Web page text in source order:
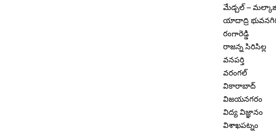
మేడ్చల్ –
యాదాద్రి
రంగారెడ్డి
రాజన్న సిరిసిల్ల
వనపర్తి
వరంగల్
వికారాబాద్
విజయనగరం
విద్య విజ్ఞానం
విశాఖపట్నం